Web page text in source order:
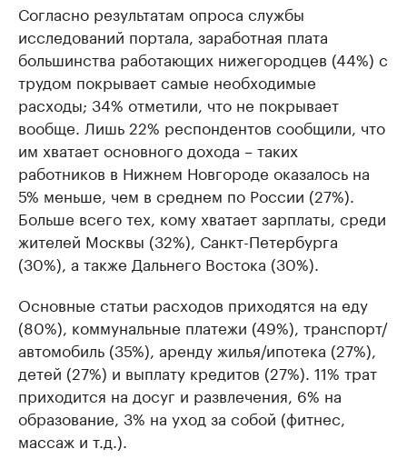
Согласно результатам опроса службы
исследований портала, заработная плата
большинства работающих нижегородцев (44%) с
трудом покрывает самые необходимые
расходы; 34% отметили, что не покрывает
вообще. Лишь 22% респондентов сообщили, что
им хватает основного дохода – таких
работников в Нижнем Новгороде оказалось на
5% меньше, чем в среднем по России (27%).
Больше всего тех, кому хватает зарплаты, среди
жителей Москвы (32%), Санкт-Петербурга
(30%), а также Дальнего Востока (30%).
Основные статьи расходов приходятся на еду
(80%), коммунальные платежи (49%), транспорт/
автомобиль (35%), аренду жилья/ипотека (27%),
детей (27%) и выплату кредитов (27%). 11% трат
приходится на досуг и развлечения, 6% на
образование, 3% на уход за собой (фитнес,
массаж и т.д.).